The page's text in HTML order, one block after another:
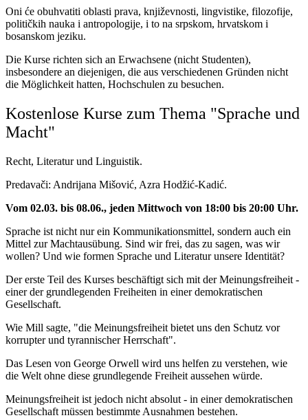
Oni će obuhvatiti oblasti prava, književnosti, lingvistike, filozofije,
političkih nauka i antropologije, i to na srpskom, hrvatskom i
bosanskom jeziku.
Die Kurse richten sich an Erwachsene (nicht Studenten),
insbesondere an diejenigen, die aus verschiedenen Gründen nicht
die Möglichkeit hatten, Hochschulen zu besuchen.
Kostenlose Kurse zum Thema "Sprache und
Macht"
Recht, Literatur und Linguistik.
Predavači: Andrijana Mišović, Azra Hodžić-Kadić.
Vom 02.03. bis 08.06., jeden Mittwoch von 18:00 bis 20:00 Uhr.
Sprache ist nicht nur ein Kommunikationsmittel, sondern auch ein
Mittel zur Machtausübung. Sind wir frei, das zu sagen, was wir
wollen? Und wie formen Sprache und Literatur unsere Identität?
Der erste Teil des Kurses beschäftigt sich mit der Meinungsfreiheit -
einer der grundlegenden Freiheiten in einer demokratischen
Gesellschaft.
Wie Mill sagte, "die Meinungsfreiheit bietet uns den Schutz vor
korrupter und tyrannischer Herrschaft".
Das Lesen von George Orwell wird uns helfen zu verstehen, wie
die Welt ohne diese grundlegende Freiheit aussehen würde.
Meinungsfreiheit ist jedoch nicht absolut - in einer demokratischen
Gesellschaft müssen bestimmte Ausnahmen bestehen.